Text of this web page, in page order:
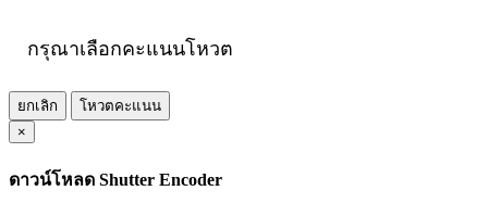
กรุณาเลือกคะแนนโหวต
ยกเลิก
โหวตคะแนน
×
ดาวน์โหลด Shutter Encoder